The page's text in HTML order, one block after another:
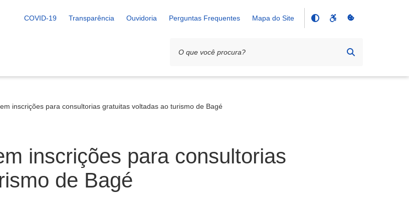
COVID-19 Transparência Ouvidoria Perguntas Frequentes Mapa do Site
inscrições para consultorias gratuitas voltadas ao turismo de Bagé
inscrições para consultorias
de Bagé